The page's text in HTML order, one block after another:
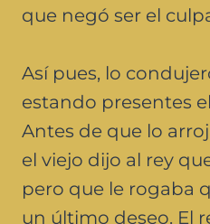
que negó ser el
Así pues, lo
estando presentes
Antes de que lo
el viejo dijo al rey
pero que le rogaba
un último deseo. El